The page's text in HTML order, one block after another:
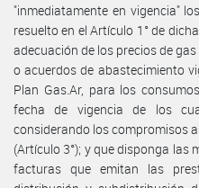
"inmediatamente en vigencia"
resuelto en el Artículo 1° de
adecuación de los precios de
o acuerdos de abastecimiento
Plan Gas.Ar, para los
fecha de vigencia de los
considerando los compromisos
(Artículo 3°); y que disponga las
facturas que emitan las